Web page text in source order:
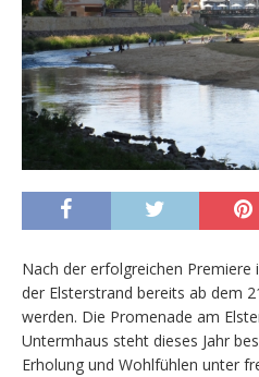
Nach der erfolgreichen Premiere
der Elsterstrand bereits ab dem
werden. Die Promenade am
Untermhaus steht dieses Jahr
Erholung und Wohlfühlen unter